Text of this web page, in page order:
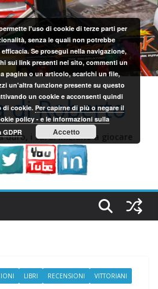
di Roberto
duro, i sardi iniziano a giocare
LIBRI RECENSIONI VITTORIANI
l'uso di cookie di terze parti per
senza le quali non potrebbe
Se prosegui nella navigazione,
sui link presenti nel sito, commenti un
pagina o un articolo, scarichi un file,
un'altra funzione presente su questo
un cookie e acconsenti quindi
di cookie.Per capirne di più o negare il
policy - e le informazioni sulla
GDPR
Accetto